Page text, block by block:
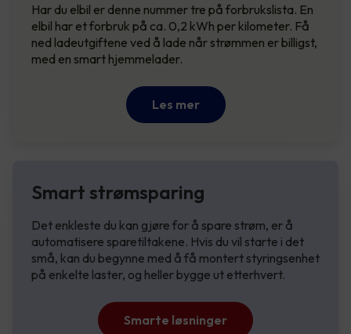
Har du elbil er denne nummer tre på forbrukslista. En
elbil har et forbruk på ca. 0,2 kWh per kilometer. Få
ned ladeutgiftene ved å lade når strømmen er billigst,
med en smart hjemmelader.
Les mer
Smart strømsparing
Det enkleste du kan gjøre for å spare strøm, er å
automatisere sparetiltakene. Hvis du vil starte i det
små, kan du begynne med å få montert styringsenhet
på enkelte laster, og heller bygge ut etterhvert.
Smarte løsninger